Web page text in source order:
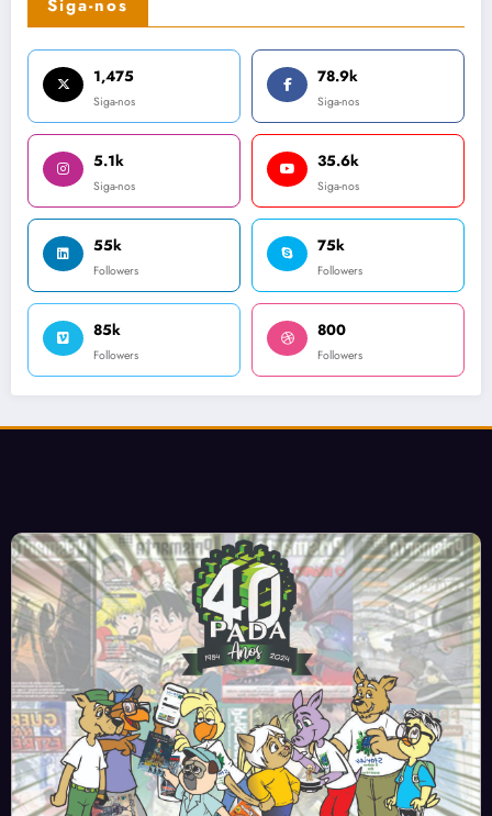
Siga-nos
1,475
Siga-nos
78.9k
Siga-nos
5.1k
Siga-nos
35.6k
Siga-nos
55k
Followers
75k
Followers
85k
Followers
800
Followers